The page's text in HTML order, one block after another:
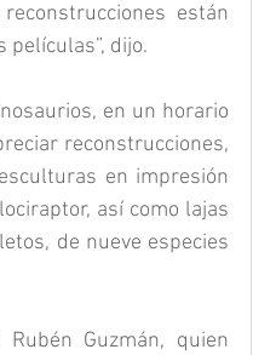
están
dijo.
en un horario
reconstrucciones,
en impresión
así como lajas
de nueve especies
Guzmán, quien